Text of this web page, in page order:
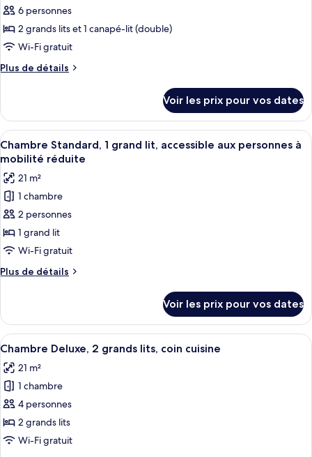
lit
ce
type
de
chambre :
Suite
lits,
coin
cuisine,
vue
parc
6 personnes
2 grands lits et 1 canapé-lit (double)
Wi-Fi gratuit
Plus de détails
Plus
le
type
de
chambre
Junior,
plusieurs
lits,
coin
cuisine,
parc
Voir les prix pour vos dates
Afficher
toutes
les
photos
pour
ce
type
de
chambre :
Chambre
1
grand
lit,
accessible
aux
personnes
à
mobilité
réduite
Une chambre d’hôtel équipée d’un
6
Chambre Standard, 1 grand lit, accessible aux personnes à
mobilité réduite
21 m²
1 chambre
2 personnes
1 grand lit
Wi-Fi gratuit
Plus de détails
Plus
le
type
de
Chambre
Standard,
grand
lit,
accessible
aux
Voir les prix pour vos dates
Afficher
toutes
les
photos
pour
ce
type
Une chambre d’hôtel moderne
8
Chambre Deluxe, 2 grands lits, coin cuisine
21 m²
1 chambre
4 personnes
2 grands lits
Wi-Fi gratuit